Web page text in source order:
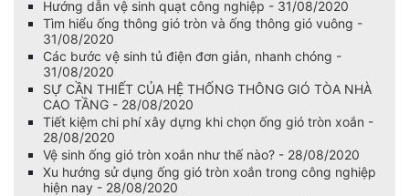
Hướng dẫn vệ sinh quạt công nghiệp - 31/08/2020
Tìm hiểu ống thông gió tròn và ống thông gió vuông -
31/08/2020
Các bước vệ sinh tủ điện đơn giản, nhanh chóng -
31/08/2020
SỰ CẦN THIẾT CỦA HỆ THỐNG THÔNG GIÓ TÒA NHÀ
CAO TẦNG - 28/08/2020
Tiết kiệm chi phí xây dựng khi chọn ống gió tròn xoắn -
28/08/2020
Vệ sinh ống gió tròn xoắn như thế nào? - 28/08/2020
Xu hướng sử dụng ống gió tròn xoắn trong công nghiệp
hiện nay - 28/08/2020